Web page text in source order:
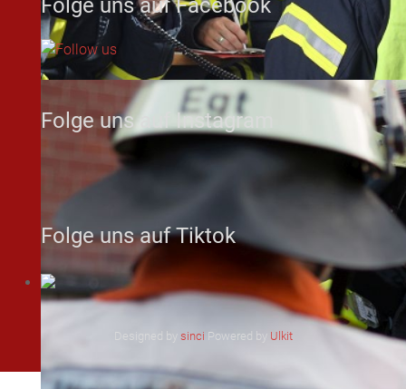
Folge uns auf Facebook
Folge uns auf Instagram
Folge uns auf Tiktok
Designed by sinci Powered by Ulkit